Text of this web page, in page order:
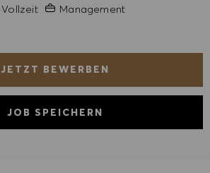
Vollzeit Erfahrung erforderlich
Management
JETZT BEWERBEN
JOB SPEICHERN